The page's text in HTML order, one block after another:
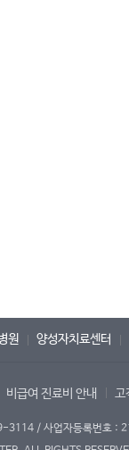
원 양성자치료센터
비급여 진료비 안내 고
3114 / 사업자등록번호